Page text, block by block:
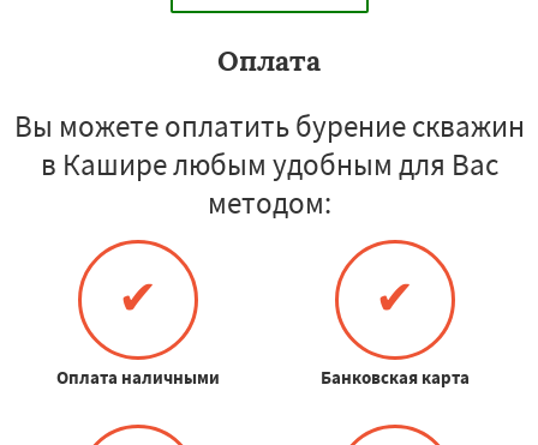
Оплата
Вы можете оплатить бурение скважин
в Кашире любым удобным для Вас
методом:
✔
Оплата наличными
✔
Банковская карта